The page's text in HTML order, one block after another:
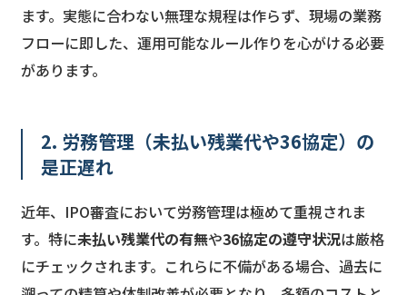
ます。実態に合わない無理な規程は作らず、現場の業務
フローに即した、運用可能なルール作りを心がける必要
があります。
2. 労務管理（未払い残業代や36協定）の
是正遅れ
近年、IPO審査において労務管理は極めて重視されま
す。特に未払い残業代の有無や36協定の遵守状況は厳格
にチェックされます。これらに不備がある場合、過去に